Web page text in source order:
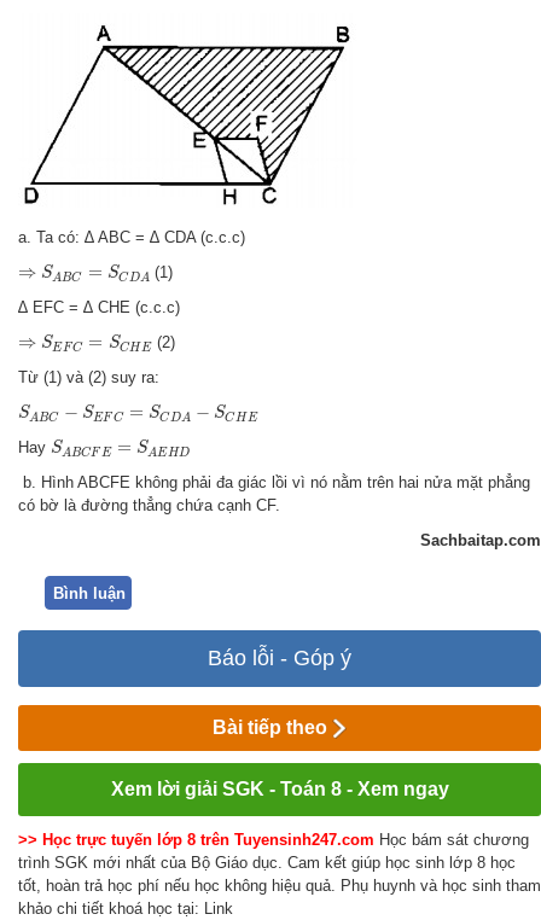
a. Ta có: ∆ ABC = ∆ CDA (c.c.c)
⇒ SA BC = SC DA
⇒ SA C
(1)
∆ EFC = ∆ CHE (c.c.c)
⇒ SEFC = SCH E
⇒ SE CH
(2)
Từ (1) và (2) suy ra:
S A BC − SEFC = SC DA − SC H E
S SE C CH
Hay S A BCF E = SA EHD
S SA
b. Hình ABCFE không phải đa giác lồi vì nó nằm trên hai nửa mặt phẳng
có bờ là đường thẳng chứa cạnh CF.
Sachbaitap.com
Bình luận
Báo lỗi - Góp ý
Bài tiếp theo
Xem lời giải SGK - Toán 8 - Xem ngay
>> Học trực tuyến lớp 8 trên Tuyensinh247.com Học bám sát chương
trình SGK mới nhất của Bộ Giáo dục. Cam kết giúp học sinh lớp 8 học
tốt, hoàn trả học phí nếu học không hiệu quả. Phụ huynh và học sinh tham
khảo chi tiết khoá học tại: Link